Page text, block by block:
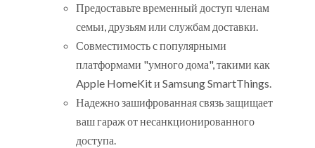
Предоставьте временный доступ членам
семьи, друзьям или службам доставки.
Совместимость с популярными
платформами "умного дома", такими как
Apple HomeKit и Samsung SmartThings.
Надежно зашифрованная связь защищает
ваш гараж от несанкционированного
доступа.